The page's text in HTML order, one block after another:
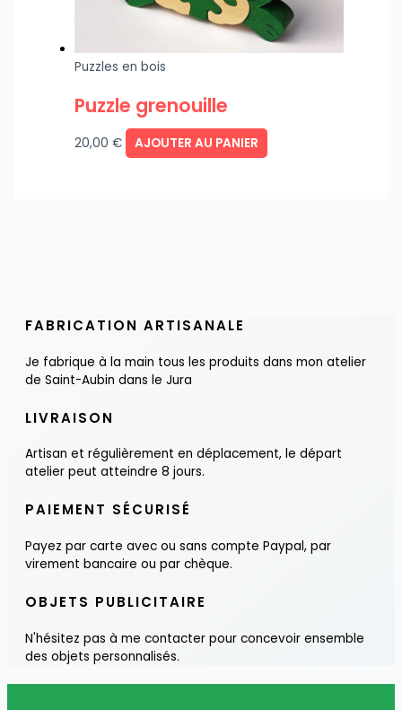
Puzzles en bois
Puzzle grenouille
20,00 € AJOUTER AU PANIER
FABRICATION ARTISANALE
Je fabrique à la main tous les produits dans mon atelier
de Saint-Aubin dans le Jura
LIVRAISON
Artisan et régulièrement en déplacement, le départ
atelier peut atteindre 8 jours.
PAIEMENT SÉCURISÉ
Payez par carte avec ou sans compte Paypal, par
virement bancaire ou par chèque.
OBJETS PUBLICITAIRE
N'hésitez pas à me contacter pour concevoir ensemble
des objets personnalisés.